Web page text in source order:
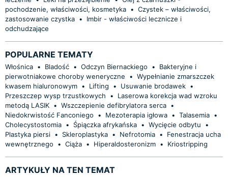
pochodzenie, właściwości, kosmetyka • Czystek – właściwości,
zastosowanie czystka •
Imbir - właściwości lecznicze i
odchudzające
POPULARNE TEMATY
Włośnica • Bladość • Odczyn Biernackiego •
Bakteryjne i
pierwotniakowe choroby weneryczne
• Wypełnianie zmarszczek
kwasem hialuronowym • Lifting • Usuwanie brodawek •
Przeszczep wysp trzustkowych
•
Laserowa korekcja wad wzroku
metodą LASIK • Wszczepienie defibrylatora serca •
Niedokrwistość Fanconiego
• Mezoterapia igłowa • Talasemia •
Cholecystostomia • Śpiączka afrykańska • Wycięcie odbytu
•
Plastyka piersi • Skleroplastyka • Nefrotomia •
Fenestracja ucha
wewnętrznego
• Ciąża • Hiperaldosteronizm • Kriostripping
ARTYKUŁY NA TEN TEMAT